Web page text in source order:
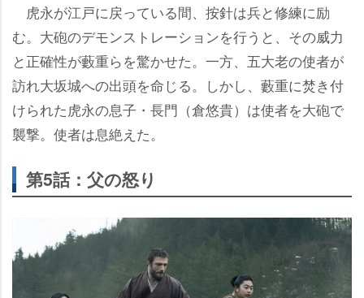
虎永が江戸に戻っている間、按針は兵と修練に励
む。大砲のデモンストレーションを行うと、その威力
と正確性が藪重らを驚かせた。一方、五大老の使者が
訪れ大坂城への出頭を命じる。しかし、藪重に焚き付
けられた虎永の息子・長門（倉悠貴）は使者を大砲で
襲撃。使者は息絶えた。
第5話：父の怒り